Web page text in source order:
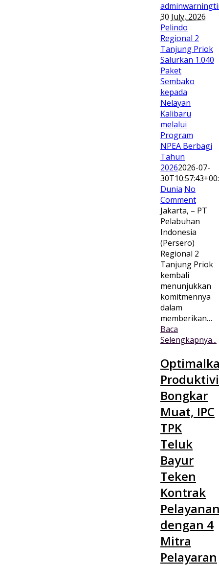
30 July, 2026
Pelindo
Regional 2
Tanjung Priok
Salurkan 1.040
Paket
Sembako
kepada
Nelayan
Kalibaru
melalui
Program
NPEA Berbagi
Tahun
20262026-07-
Dunia No
Comment
Jakarta, – PT
Pelabuhan
Indonesia
(Persero)
Regional 2
Tanjung Priok
kembali
menunjukkan
komitmennya
dalam
memberikan…
Baca
Selengkapnya...
Bongkar
Muat, IPC
TPK
Teluk
Bayur
Teken
Kontrak
dengan 4
Mitra
Pelayaran